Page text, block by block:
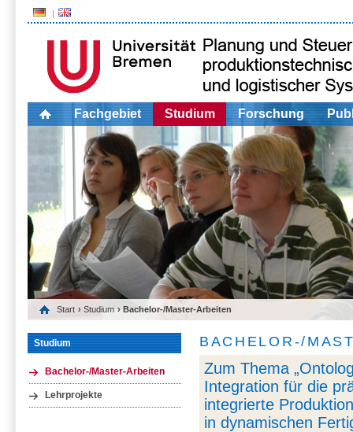
Fachgebiet Studium Forschung
Start ›Studium › Bachelor-/Master-Arbeiten
Studium
Bachelor-/Master-Arbeiten
Lehrprojekte
BACHELOR-/
Zum Thema
Integration für die
integrierte
in dynamischen